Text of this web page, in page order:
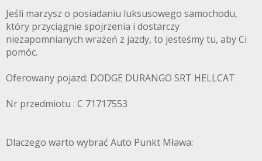
Jeśli marzysz o posiadaniu luksusowego samochodu,
który przyciągnie spojrzenia i dostarczy
niezapomnianych wrażeń z jazdy, to jesteśmy tu, aby Ci
pomóc.
Oferowany pojazd: DODGE DURANGO SRT HELLCAT
Nr przedmiotu : C 71717553
Dlaczego warto wybrać Auto Punkt Mława: